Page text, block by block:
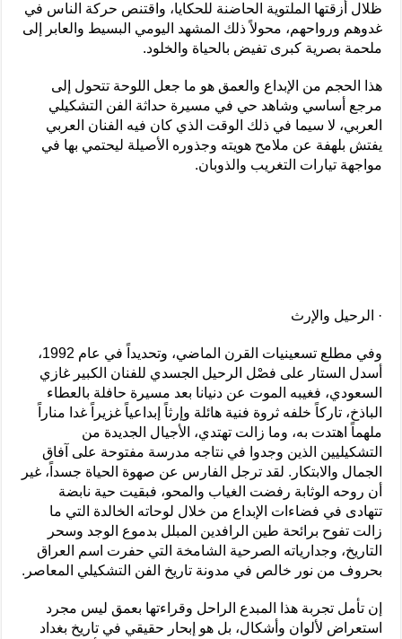
ظلال أزقتها الملتوية الحاضنة للحكايا، واقتنص حركة الناس في
غدوهم ورواحهم، محولاً ذلك المشهد اليومي البسيط والعابر إلى
ملحمة بصرية كبرى تفيض بالحياة والخلود.
هذا الحجم من الإبداع والعمق هو ما جعل اللوحة تتحول إلى
مرجع أساسي وشاهد حي في مسيرة حداثة الفن التشكيلي
العربي، لا سيما في ذلك الوقت الذي كان فيه الفنان العربي
يفتش بلهفة عن ملامح هويته وجذوره الأصيلة ليحتمي بها في
مواجهة تيارات التغريب والذوبان.
· الرحيل والإرث
وفي مطلع تسعينيات القرن الماضي، وتحديداً في عام 1992،
أسدل الستار على فصْل الرحيل الجسدي للفنان الكبير غازي
السعودي، فغيبه الموت عن دنيانا بعد مسيرة حافلة بالعطاء
الباذخ، تاركاً خلفه ثروة فنية هائلة وإرثاً إبداعياً غزيراً غدا مناراً
ملهماً اهتدت به، وما زالت تهتدي، الأجيال الجديدة من
التشكيليين الذين وجدوا في نتاجه مدرسة مفتوحة على آفاق
الجمال والابتكار. لقد ترجل الفارس عن صهوة الحياة جسداً، غير
أن روحه الوثابة رفضت الغياب والمحو، فبقيت حية نابضة
تتهادى في فضاءات الإبداع من خلال لوحاته الخالدة التي ما
زالت تفوح برائحة طين الرافدين المبلل بدموع الوجد وسحر
التاريخ، وجدارياته الصرحية الشامخة التي حفرت اسم العراق
بحروف من نور خالص في مدونة تاريخ الفن التشكيلي المعاصر.
إن تأمل تجربة هذا المبدع الراحل وقراءتها بعمق ليس مجرد
استعراض لألوان وأشكال، بل هو إبحار حقيقي في تاريخ بغداد